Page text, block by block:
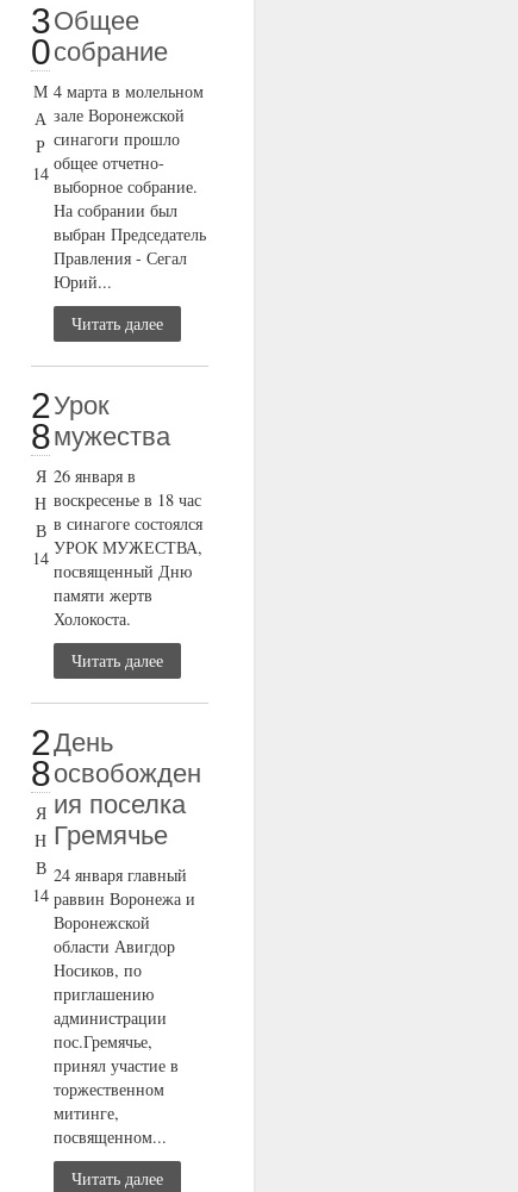
3
0
М
А
Р
14
Общее
собрание
4 марта в молельном
зале Воронежской
синагоги прошло
общее отчетно-
выборное собрание.
На собрании был
выбран Председатель
Правления - Сегал
Юрий...
Читать далее
2
8
Я
Н
В
14
Урок
мужества
26 января в
воскресенье в 18 час
в синагоге состоялся
УРОК МУЖЕСТВА,
посвященный Дню
памяти жертв
Холокоста.
Читать далее
2
8
Я
Н
В
14
День
освобожден
ия поселка
Гремячье
24 января главный
раввин Воронежа и
Воронежской
области Авигдор
Носиков, по
приглашению
администрации
пос.Гремячье,
принял участие в
торжественном
митинге,
посвященном...
Читать далее